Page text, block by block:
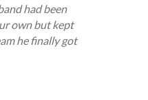
had been
own but kept
he finally got